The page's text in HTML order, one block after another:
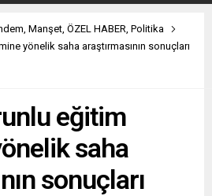
, Manşet, ÖZEL HABER, Politika
yönelik saha araştırmasının sonuçları
eğitim
saha
sonuçları